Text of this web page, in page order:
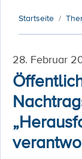
Startseite
28. Februar